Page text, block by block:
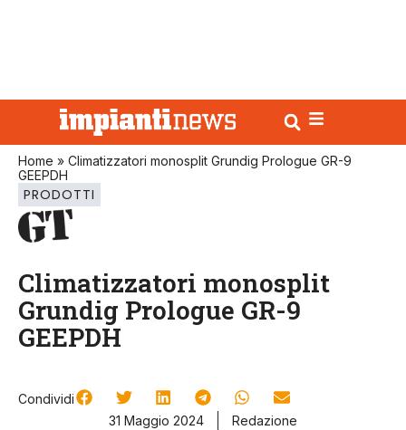
Home » Climatizzatori monosplit Grundig Prologue GR-9
GEEPDH
PRODOTTI
Climatizzatori monosplit
Grundig Prologue GR-9
GEEPDH
Condividi
31 Maggio 2024
Redazione